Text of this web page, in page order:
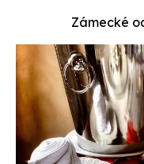
Zámecké